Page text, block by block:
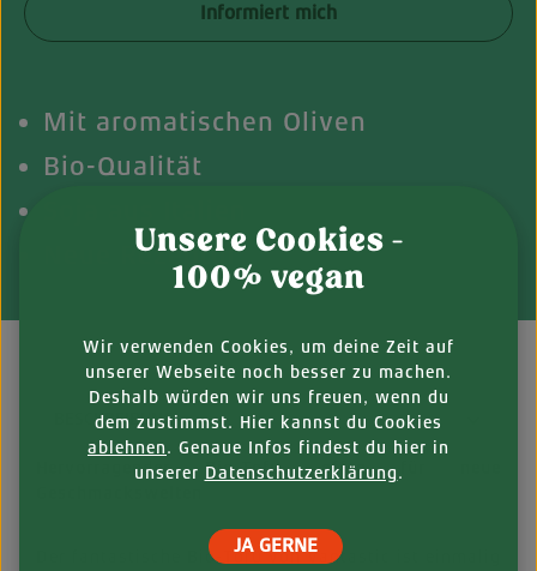
Mit aromatischen Oliven
Bio-Qualität
Neue Rezeptur
Informiert mich
BESCHREIBUNG
Hervorragender Bio-Tofu, offen für neue
Der fantastische Bio-Tofu von Vantastic ist einmalig
Unsere Cookies -
100% vegan
Wir verwenden Cookies, um deine Zeit auf
unserer Webseite noch besser zu machen.
Deshalb würden wir uns freuen, wenn du
dem zustimmst. Hier kannst du Cookies
ablehnen. Genaue Infos findest du hier in
unserer Datenschutzerklärung.
JA GERNE